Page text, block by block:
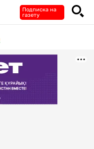
Подписка на
газету